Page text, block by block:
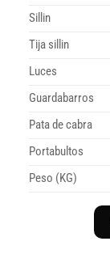
Sillin
Tija sillin
Luces
Guardabarros
Pata de cabra
Portabultos
Peso (KG)